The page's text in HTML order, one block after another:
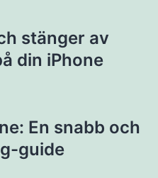
stänger av
din iPhone
En snabb och
guide